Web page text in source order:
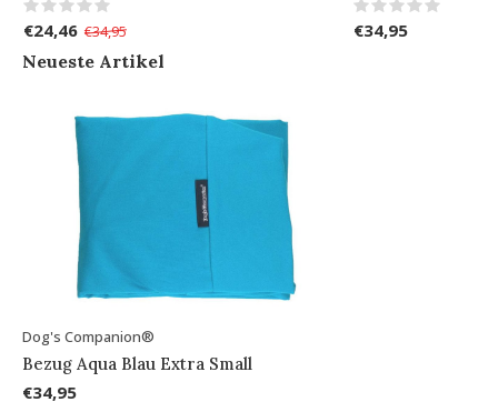
€24,46 €34,95
€34,95
Neueste Artikel
Dog's Companion®
Bezug Aqua Blau Extra Small
€34,95